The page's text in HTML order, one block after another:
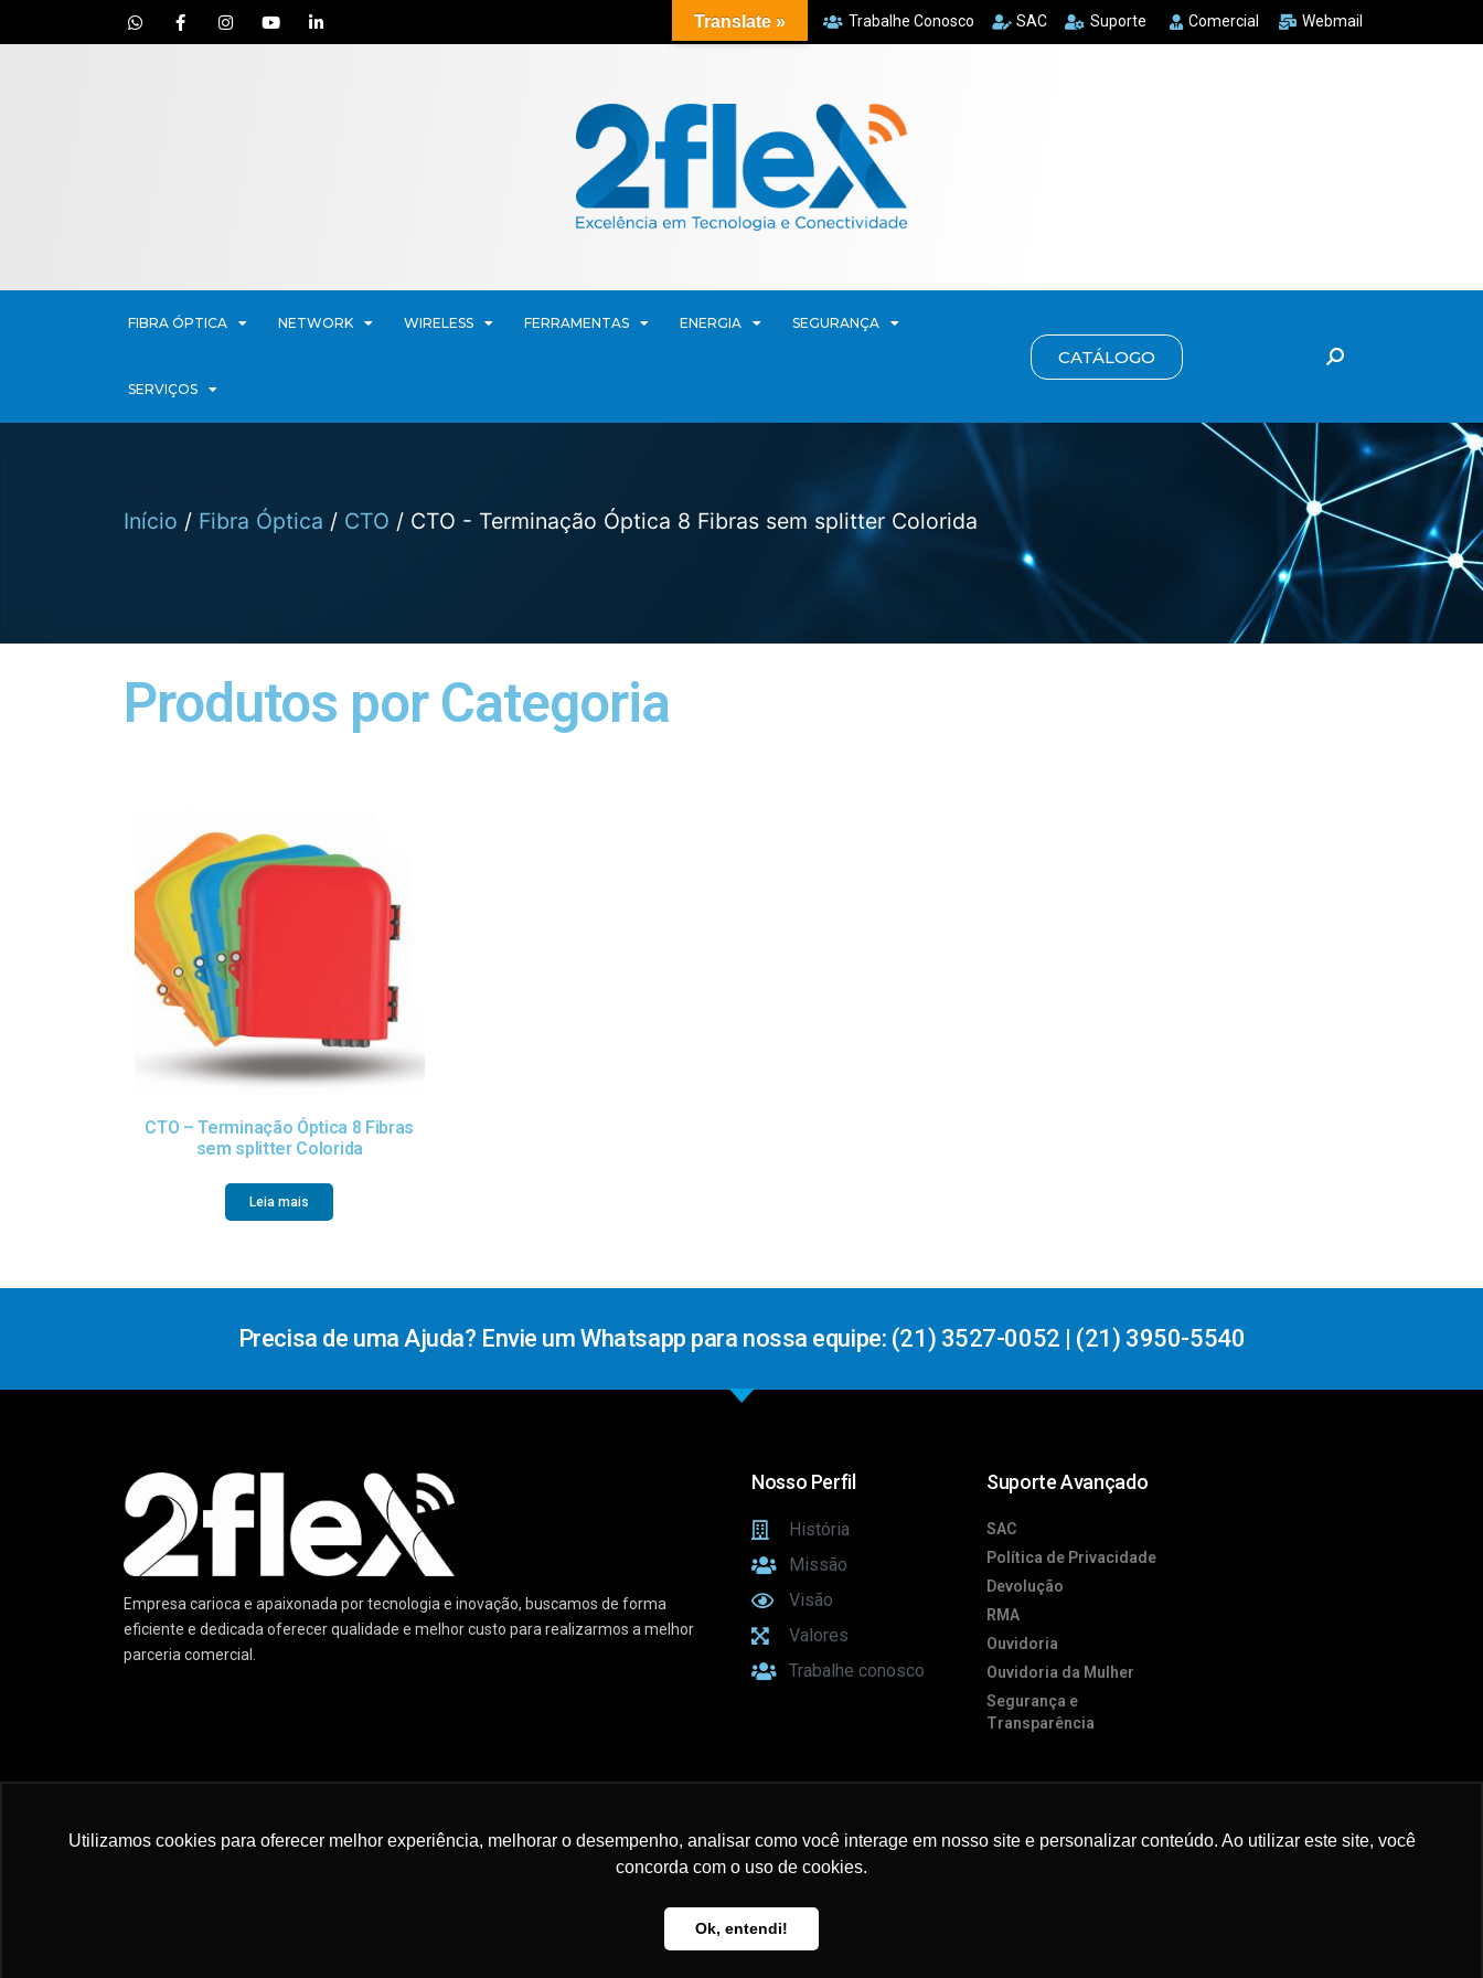
Utilizamos cookies para oferecer melhor experiência, melhorar o desempenho, analisar como você interage em nosso site e personalizar conteúdo. Ao utilizar este site, você
concorda com o uso de cookies.
Ok, entendi!
Trabalhe Conosco SAC Suporte Comercial Webmail
FIBRA ÓPTICA NETWORK WIRELESS FERRAMENTAS ENERGIA SEGURANÇA
SERVIÇOS
CATÁLOGO
Início / Fibra Óptica / CTO / CTO - Terminação Óptica 8 Fibras sem splitter Colorida
Produtos por Categoria
CTO – Terminação Óptica 8 Fibras
sem splitter Colorida
Leia mais
Precisa de uma Ajuda? Envie um Whatsapp para nossa equipe: (21) 3527-0052 | (21) 3950-5540
Empresa carioca e apaixonada por tecnologia e inovação, buscamos de forma
eficiente e dedicada oferecer qualidade e melhor custo para realizarmos a melhor
parceria comercial.
Nosso Perfil
História
Missão
Visão
Valores
Trabalhe conosco
Suporte Avançado
SAC
Política de Privacidade
Devolução
RMA
Ouvidoria
Ouvidoria da Mulher
Segurança e
Transparência
© 2022 :: 2 Flex Telecom :: Excelência em Tecnologia e Conectividade
Translate »